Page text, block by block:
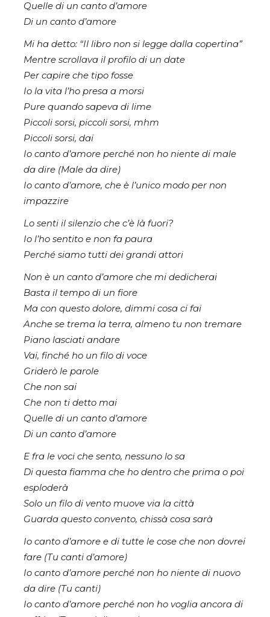
Quelle di un canto d’amore
Di un canto d’amore
Mi ha detto: “Il libro non si legge dalla copertina”
Mentre scrollava il profilo di un date
Per capire che tipo fosse
Io la vita l’ho presa a morsi
Pure quando sapeva di lime
Piccoli sorsi, piccoli sorsi, mhm
Piccoli sorsi, dai
Io canto d’amore perché non ho niente di male
da dire (Male da dire)
Io canto d’amore, che è l’unico modo per non
impazzire
Lo senti il silenzio che c’è là fuori?
Io l’ho sentito e non fa paura
Perché siamo tutti dei grandi attori
Non è un canto d’amore che mi dedicherai
Basta il tempo di un fiore
Ma con questo dolore, dimmi cosa ci fai
Anche se trema la terra, almeno tu non tremare
Piano lasciati andare
Vai, finché ho un filo di voce
Griderò le parole
Che non sai
Che non ti detto mai
Quelle di un canto d’amore
Di un canto d’amore
E fra le voci che sento, nessuno lo sa
Di questa fiamma che ho dentro che prima o poi
esploderà
Solo un filo di vento muove via la città
Guarda questo convento, chissà cosa sarà
Io canto d’amore e di tutte le cose che non dovrei
fare (Tu canti d’amore)
Io canto d’amore perché non ho niente di nuovo
da dire (Tu canti)
Io canto d’amore perché non ho voglia ancora di